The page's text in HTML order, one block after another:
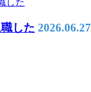
した 2026.06.27